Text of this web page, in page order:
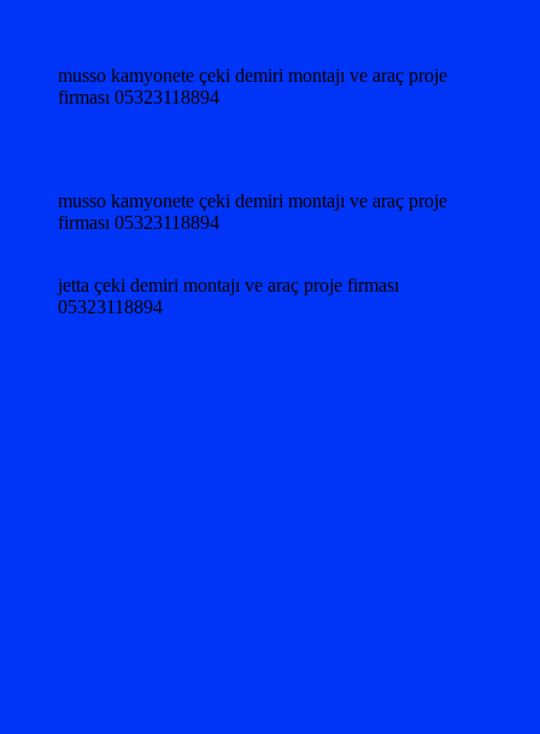
musso kamyonete çeki demiri montajı ve araç proje
firması 05323118894
musso kamyonete çeki demiri montajı ve araç proje
firması 05323118894
jetta çeki demiri montajı ve araç proje firması
05323118894